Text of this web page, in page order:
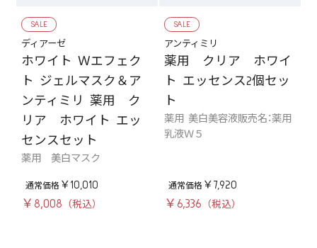
SALE
ディアーゼ
ホワイト Ｗエフェク
ト ジェルマスク＆ア
ンティミリ 薬用 ク
リア ホワイト エッ
センスセット
薬用 美白マスク
￥10,010
￥8,008
SALE
アンティミリ
薬用 クリア ホワイ
ト エッセンス2個セッ
ト
薬用 美白美容液販売名：薬用
乳液Ｗ５
￥7,920
￥6,336